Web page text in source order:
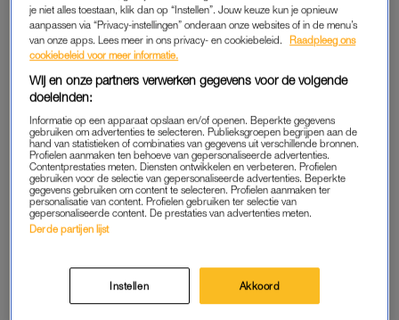
gratis zwangerschaps- en babyboxen zitten allerlei handige
producten waarmee je kunt testen wat bij jou en je baby past.
Handig, want zo ontdek je gratis welke merken en producten
jij straks écht in huis wilt hebben. Hieronder een overzicht van
de leukste gratis zwangerschapsboxen die je kunt aanvragen.
DE BLIJE DOOS (WIJ & PRÉNATAL)
Misschien wel de bekendste zwangerschapsbox. Gevuld met
praktische babyspullen zoals luiers, een speen en een flesje.
Je krijgt er ook een magazine bij om je goed voor te bereiden
je ook nog eens een gratis mutsje aanvragen met de naam van
je niet alles toestaan, klik dan op “Instellen”. Jouw keuze kun je opnieuw
aanpassen via “Privacy-instellingen” onderaan onze websites of in de menu’s
van onze apps. Lees meer in ons privacy- en cookiebeleid.
Raadpleeg ons
cookiebeleid voor meer informatie.
Wij en onze partners verwerken gegevens voor de volgende
doeleinden:
Informatie op een apparaat opslaan en/of openen. Beperkte gegevens
gebruiken om advertenties te selecteren. Publieksgroepen begrijpen aan de
hand van statistieken of combinaties van gegevens uit verschillende bronnen.
Profielen aanmaken ten behoeve van gepersonaliseerde advertenties.
Contentprestaties meten. Diensten ontwikkelen en verbeteren. Profielen
gebruiken voor de selectie van gepersonaliseerde advertenties. Beperkte
gegevens gebruiken om content te selecteren. Profielen aanmaken ter
personalisatie van content. Profielen gebruiken ter selectie van
gepersonaliseerde content. De prestaties van advertenties meten.
Derde partijen lijst
Instellen Akkoord